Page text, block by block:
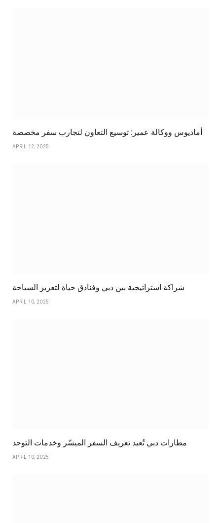
أماديوس ووكالة عمير: توسيع التعاون لتجارب سفر مخصصة
APRIL 12, 2025
شراكة استراتيجية بين دبي وفنادق حياة لتعزيز السياحة
APRIL 10, 2025
مطارات دبي تُعيد تعريف السفر الميسّر وخدمات التوحد
APRIL 10, 2025